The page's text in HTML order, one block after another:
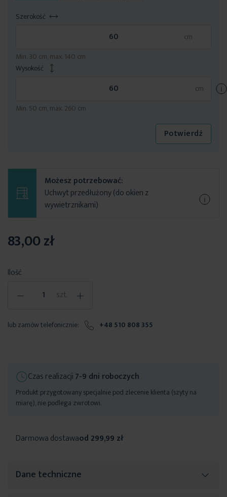
Szerokość
Min. 30 cm, max. 140 cm
Wysokość
Min. 50 cm, max. 260 cm
Potwierdź
Możesz potrzebować:
Uchwyt przedłużony (do okien z
wywietrznikami)
83,00 zł
Ilość
- szt. +
lub zamów telefonicznie: +48 510 808 355
Czas realizacji7-9 dni roboczych
Produkt przygotowany specjalnie pod zlecenie klienta (szyty na
miarę), nie podlega zwrotowi.
Darmowa dostawaod 299,99 zł
Dane techniczne